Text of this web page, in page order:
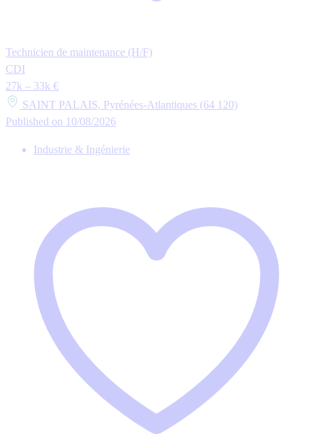
Technicien de maintenance (H/F)
CDI
27k – 33k €
SAINT PALAIS, Pyrénées-Atlantiques (64 120)
Published on 10/08/2026
Industrie & Ingénierie